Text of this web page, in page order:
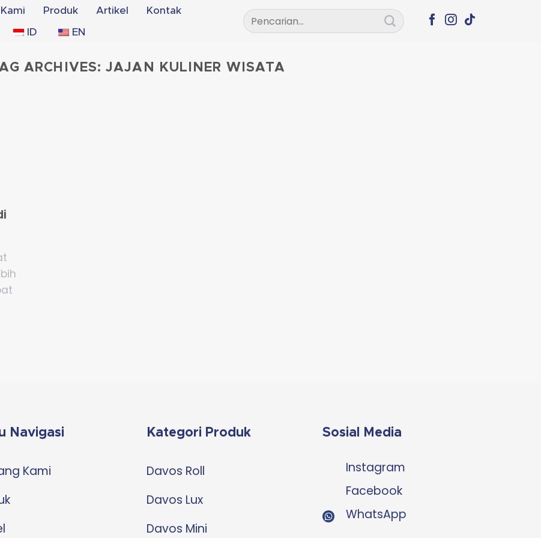
Produk Artikel Kontak
ID EN
Pencarian
untuk:
ARCHIVES:JAJAN KULINER WISATA
Navigasi
Kami
Kategori Produk
Davos Roll
Davos Lux
Davos Mini
Sosial Media
Instagram
Facebook
WhatsApp